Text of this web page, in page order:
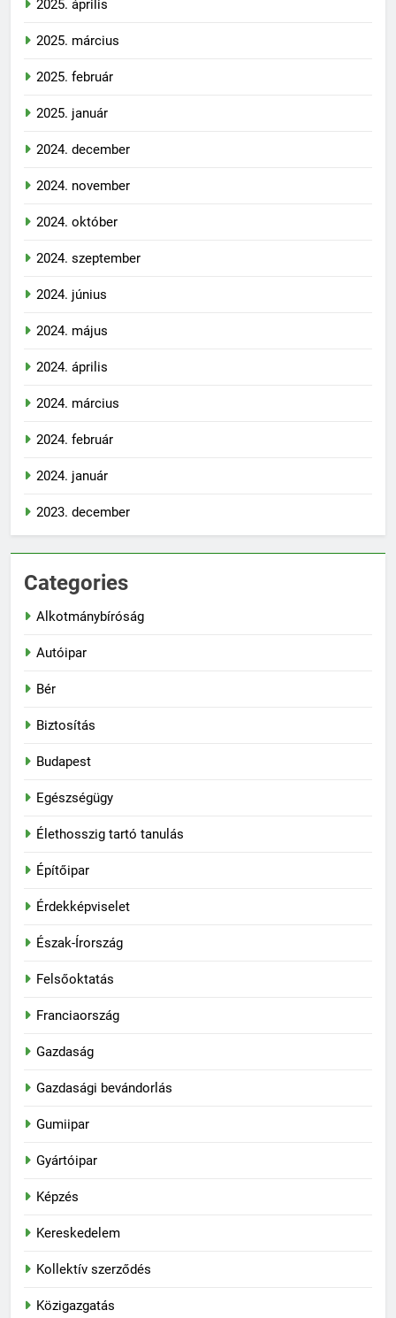
2025. április
2025. március
2025. február
2025. január
2024. december
2024. november
2024. október
2024. szeptember
2024. június
2024. május
2024. április
2024. március
2024. február
2024. január
2023. december
Categories
Alkotmánybíróság
Autóipar
Bér
Biztosítás
Budapest
Egészségügy
Élethosszig tartó tanulás
Építőipar
Érdekképviselet
Észak-Írország
Felsőoktatás
Franciaország
Gazdaság
Gazdasági bevándorlás
Gumiipar
Gyártóipar
Képzés
Kereskedelem
Kollektív szerződés
Közigazgatás